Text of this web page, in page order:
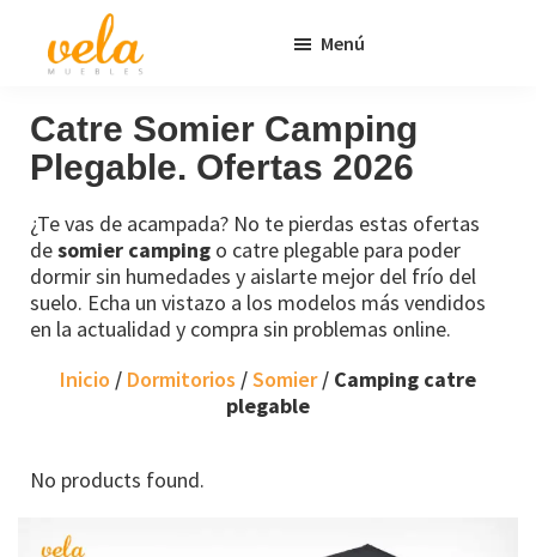
principal
página
Muebles
Baratos
Online
Outlet
Menú
Catre Somier Camping
Plegable. Ofertas 2026
¿Te vas de acampada? No te pierdas estas ofertas
desomier camping o catre plegable para poder
dormir sin humedades y aislarte mejor del frío del
suelo. Echa un vistazo a los modelos más vendidos
en la actualidad y compra sin problemas online.
Inicio / Dormitorios /Somier/ Camping catre
plegable
No products found.